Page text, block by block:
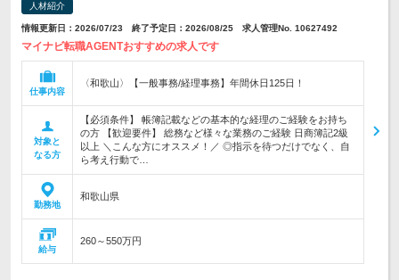
人材紹介
情報更新日：2026/07/23 終了予定日：2026/08/25 求人管理No. 10627492
マイナビ転職AGENTおすすめの求人です
仕事内容
〈和歌山〉【一般事務/経理事務】年間休日125日！
対象と
なる方
【必須条件】 帳簿記載などの基本的な経理のご経験をお持ち
の方 【歓迎要件】 総務など様々な業務のご経験 日商簿記2級
以上 ＼こんな方にオススメ！／ ◎指示を待つだけでなく、自
ら考え行動で…
勤務地
和歌山県
給与
260～550万円